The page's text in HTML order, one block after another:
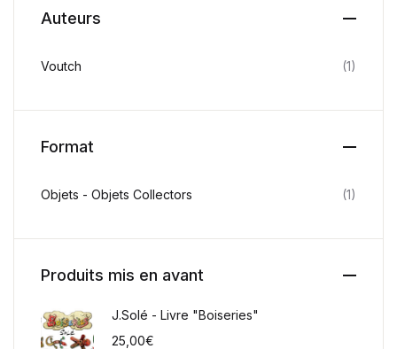
Auteurs
Voutch (1)
Format
Objets - Objets Collectors (1)
Produits mis en avant
J.Solé - Livre "Boiseries"
25,00€